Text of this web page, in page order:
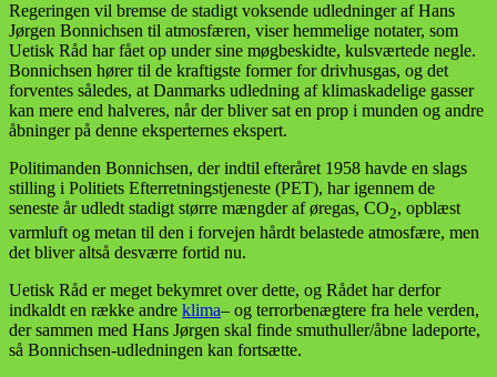
Regeringen vil bremse de stadigt voksende udledninger af Hans
Jørgen Bonnichsen til atmosfæren, viser hemmelige notater, som
Uetisk Råd har fået op under sine møgbeskidte, kulsværtede negle.
Bonnichsen hører til de kraftigste former for drivhusgas, og det
forventes således, at Danmarks udledning af klimaskadelige gasser
kan mere end halveres, når der bliver sat en prop i munden og andre
åbninger på denne eksperternes ekspert.
Politimanden Bonnichsen, der indtil efteråret 1958 havde en slags
stilling i Politiets Efterretningstjeneste (PET), har igennem de
seneste år udledt stadigt større mængder af øregas, CO2, opblæst
varmluft og metan til den i forvejen hårdt belastede atmosfære, men
det bliver altså desværre fortid nu.
Uetisk Råd er meget bekymret over dette, og Rådet har derfor
indkaldt en række andre klima– og terrorbenægtere fra hele verden,
der sammen med Hans Jørgen skal finde smuthuller/åbne ladeporte,
så Bonnichsen-udledningen kan fortsætte.